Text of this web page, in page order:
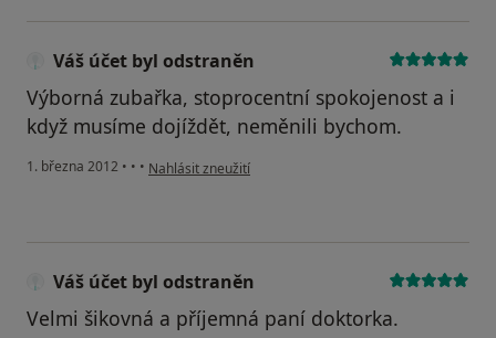
Váš účet byl odstraněn
Výborná zubařka, stoprocentní spokojenost a i
když musíme dojíždět, neměnili bychom.
1. března 2012 • • • podle názoru uživatele Váš účet byl odstraněn
Nahlásit zneužití
Váš účet byl odstraněn
Velmi šikovná a příjemná paní doktorka.